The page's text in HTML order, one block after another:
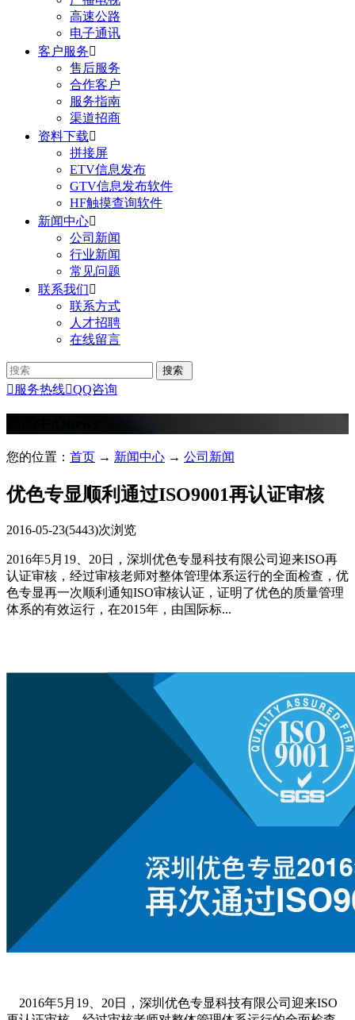
高速公路
电子通讯
客户服务
售后服务
合作客户
服务指南
渠道招商
资料下载
拼接屏
ETV信息发布
GTV信息发布软件
HF触摸查询软件
新闻中心
公司新闻
行业新闻
常见问题
联系我们
联系方式
人才招聘
在线留言
 服务热线QQ咨询
您的位置： 首页 → 新闻中心 → 公司新闻
优色专显顺利通过ISO9001再认证审核
2016-05-23(5443)次浏览
2016年5月19、20日，深圳优色专显科技有限公司迎来ISO再
认证审核，经过审核老师对整体管理体系运行的全面检查，优
色专显再一次顺利通知ISO审核认证，证明了优色的质量管理
体系的有效运行，在2015年，由国际标...
2016年5月19、20日，深圳优色专显科技有限公司迎来ISO